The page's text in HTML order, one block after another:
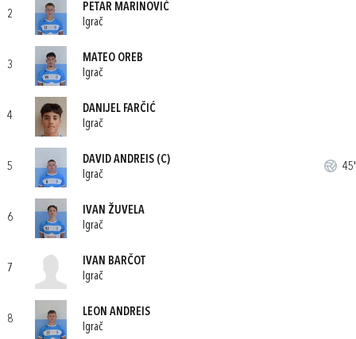
2
PETAR MARINOVIĆ
Igrač
3
MATEO OREB
Igrač
4
DANIJEL FARČIĆ
Igrač
5
DAVID ANDREIS (C)
Igrač
45'
6
IVAN ŽUVELA
Igrač
7
IVAN BARČOT
Igrač
8
LEON ANDREIS
Igrač